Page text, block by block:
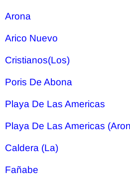
Arona
Arico Nuevo
Cristianos(Los)
Poris De Abona
Playa De Las Americas
Playa De Las Americas
Caldera (La)
Fañabe